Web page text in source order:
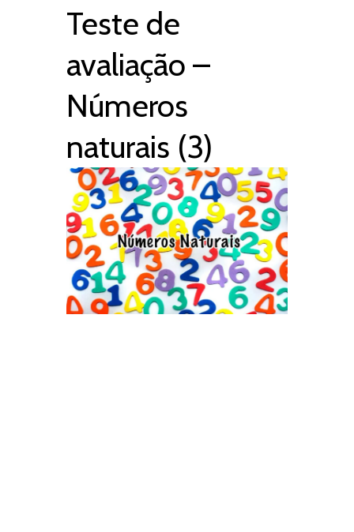
Teste de
avaliação –
Números
naturais (3)